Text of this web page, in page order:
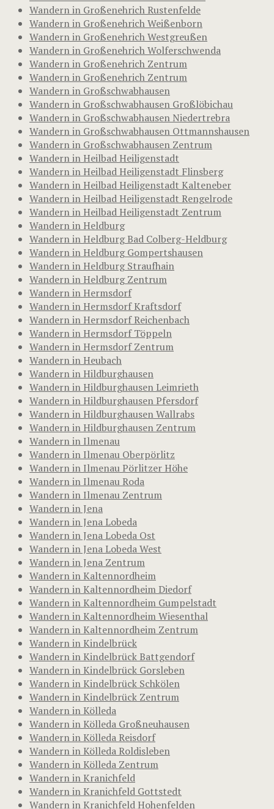
Wandern in Großenehrich Rustenfelde
Wandern in Großenehrich Weißenborn
Wandern in Großenehrich Westgreußen
Wandern in Großenehrich Wolferschwenda
Wandern in Großenehrich Zentrum
Wandern in Großenehrich Zentrum
Wandern in Großschwabhausen
Wandern in Großschwabhausen Großlöbichau
Wandern in Großschwabhausen Niedertrebra
Wandern in Großschwabhausen Ottmannshausen
Wandern in Großschwabhausen Zentrum
Wandern in Heilbad Heiligenstadt
Wandern in Heilbad Heiligenstadt Flinsberg
Wandern in Heilbad Heiligenstadt Kalteneber
Wandern in Heilbad Heiligenstadt Rengelrode
Wandern in Heilbad Heiligenstadt Zentrum
Wandern in Heldburg
Wandern in Heldburg Bad Colberg-Heldburg
Wandern in Heldburg Gompertshausen
Wandern in Heldburg Straufhain
Wandern in Heldburg Zentrum
Wandern in Hermsdorf
Wandern in Hermsdorf Kraftsdorf
Wandern in Hermsdorf Reichenbach
Wandern in Hermsdorf Töppeln
Wandern in Hermsdorf Zentrum
Wandern in Heubach
Wandern in Hildburghausen
Wandern in Hildburghausen Leimrieth
Wandern in Hildburghausen Pfersdorf
Wandern in Hildburghausen Wallrabs
Wandern in Hildburghausen Zentrum
Wandern in Ilmenau
Wandern in Ilmenau Oberpörlitz
Wandern in Ilmenau Pörlitzer Höhe
Wandern in Ilmenau Roda
Wandern in Ilmenau Zentrum
Wandern in Jena
Wandern in Jena Lobeda
Wandern in Jena Lobeda Ost
Wandern in Jena Lobeda West
Wandern in Jena Zentrum
Wandern in Kaltennordheim
Wandern in Kaltennordheim Diedorf
Wandern in Kaltennordheim Gumpelstadt
Wandern in Kaltennordheim Wiesenthal
Wandern in Kaltennordheim Zentrum
Wandern in Kindelbrück
Wandern in Kindelbrück Battgendorf
Wandern in Kindelbrück Gorsleben
Wandern in Kindelbrück Schkölen
Wandern in Kindelbrück Zentrum
Wandern in Kölleda
Wandern in Kölleda Großneuhausen
Wandern in Kölleda Reisdorf
Wandern in Kölleda Roldisleben
Wandern in Kölleda Zentrum
Wandern in Kranichfeld
Wandern in Kranichfeld Gottstedt
Wandern in Kranichfeld Hohenfelden